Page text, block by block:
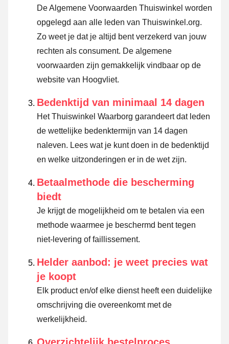
De Algemene Voorwaarden Thuiswinkel worden
opgelegd aan alle leden van Thuiswinkel.org.
Zo weet je dat je altijd bent verzekerd van jouw
rechten als consument. De algemene
voorwaarden zijn gemakkelijk vindbaar op de
website van Hoogvliet.
Bedenktijd van minimaal 14 dagen
Het Thuiswinkel Waarborg garandeert dat leden
de wettelijke bedenktermijn van 14 dagen
naleven. Lees wat je kunt doen in de bedenktijd
en welke uitzonderingen er in de wet zijn.
Betaalmethode die bescherming
biedt
Je krijgt de mogelijkheid om te betalen via een
methode waarmee je beschermd bent tegen
niet-levering of faillissement.
Helder aanbod: je weet precies wat
je koopt
Elk product en/of elke dienst heeft een duidelijke
omschrijving die overeenkomt met de
werkelijkheid.